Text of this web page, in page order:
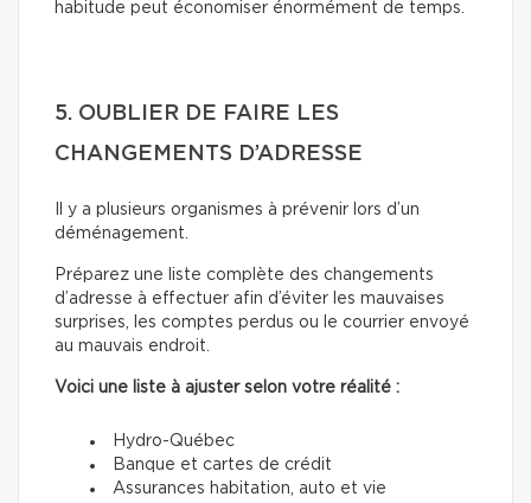
habitude peut économiser énormément de temps.
5. OUBLIER DE FAIRE LES
CHANGEMENTS D’ADRESSE
Il y a plusieurs organismes à prévenir lors d’un
déménagement.
Préparez une liste complète des changements
d’adresse à effectuer afin d’éviter les mauvaises
surprises, les comptes perdus ou le courrier envoyé
au mauvais endroit.
Voici une liste à ajuster selon votre réalité :
Hydro-Québec
Banque et cartes de crédit
Assurances habitation, auto et vie